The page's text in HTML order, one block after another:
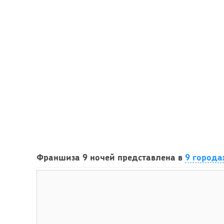
Франшиза 9 ночей представлена в9